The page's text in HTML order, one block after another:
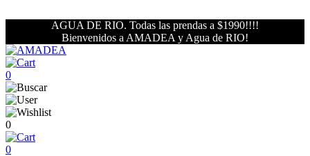
AGUA DE RIO. Todas las prendas a $1990!!!!
Bienvenidos a AMADEA y Agua de RIO!
0
0
0